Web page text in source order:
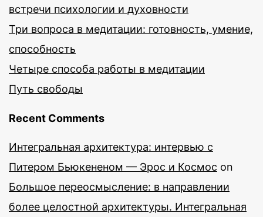
встречи психологии и духовности
Три вопроса в медитации: готовность, умение,
способность
Четыре способа работы в медитации
Путь свободы
Recent Comments
Интегральная архитектура: интервью с
Питером Бьюкененом — Эрос и Космос on
Большое переосмысление: в направлении
более целостной архитектуры. Интегральная